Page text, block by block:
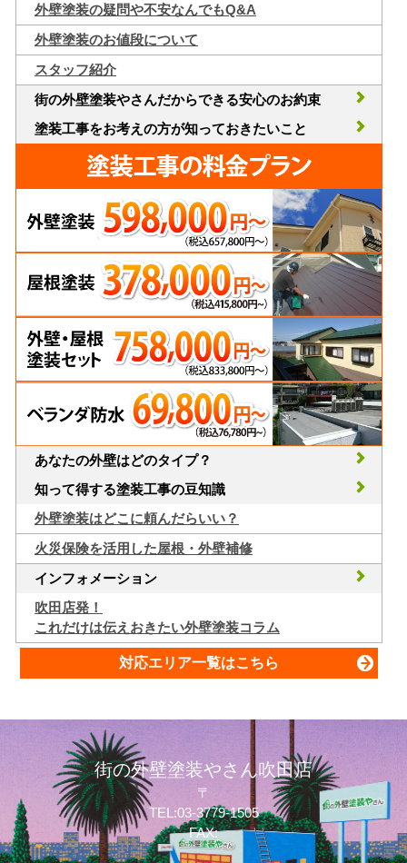
外壁塗装の疑問や不安なんでもQ&A
外壁塗装のお値段について
スタッフ紹介
街の外壁塗装やさんだからできる安心のお約束
塗装工事をお考えの方が知っておきたいこと
あなたの外壁はどのタイプ？
知って得する塗装工事の豆知識
外壁塗装はどこに頼んだらいい？
火災保険を活用した屋根・外壁補修
インフォメーション
吹田店発！
これだけは伝えおきたい外壁塗装コラム
対応エリア一覧はこちら
街の外壁塗装やさん吹田店
〒
TEL:03-3779-1505
FAX: